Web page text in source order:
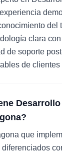
del
clara
de soporte
de
Desarrollo
que
diferenciados